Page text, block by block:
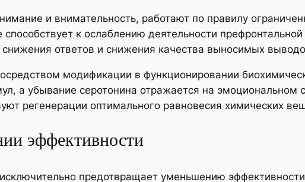
и внимательность, работают по правилу
к ослаблению деятельности
снижения ответов и снижения качества выносимых
модификации в функционировании
а убывание серотонина отражается на эмоциональном
регенерации оптимального равновесия химических
эффективности
предотвращает уменьшению